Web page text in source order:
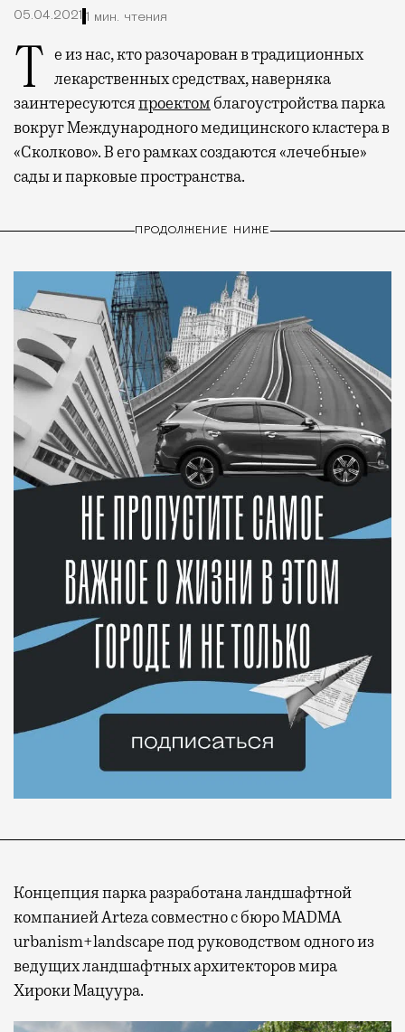
05.04.2021 1 мин. чтения
Те из нас, кто разочарован в традиционных лекарственных средствах, наверняка
заинтересуютсяпроектом благоустройства парка
вокруг Международного медицинского кластера в
«Сколково». В его рамках создаются «лечебные»
сады и парковые пространства.
ПРОДОЛЖЕНИЕ НИЖЕ
Концепция парка разработана ландшафтной
компанией Arteza совместно с бюро MADMA
urbanism+landscape под руководством одного из
ведущих ландшафтных архитекторов мира
Хироки Мацуура.